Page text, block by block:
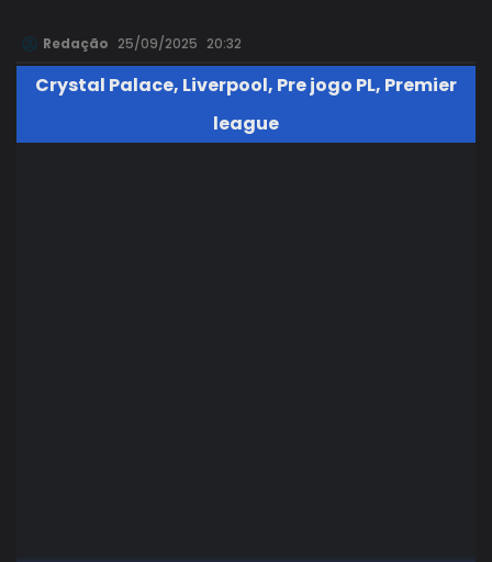
Redação 25/09/2025 20:32
Crystal Palace, Liverpool, Pre jogo PL, Premier
league